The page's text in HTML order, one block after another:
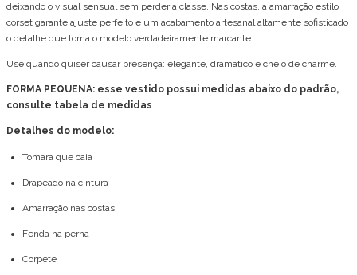
deixando o visual sensual sem perder a classe. Nas costas, a amarração estilo
corset garante ajuste perfeito e um acabamento artesanal altamente sofisticado
o detalhe que torna o modelo verdadeiramente marcante.
Use quando quiser causar presença: elegante, dramático e cheio de charme.
FORMA PEQUENA: esse vestido possui medidas abaixo do padrão,
consulte tabela de medidas
Detalhes do modelo:
Tomara que caia
Drapeado na cintura
Amarração nas costas
Fenda na perna
Corpete